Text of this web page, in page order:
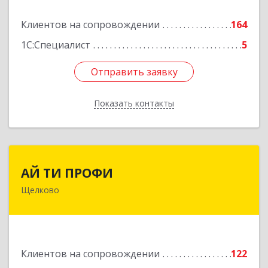
Клиентов на сопровождении
164
1С:Специалист
5
Отправить заявку
Показать контакты
Отправить заявку
Назад
АЙ ТИ ПРОФИ
Щелково
Клиентов на сопровождении
122